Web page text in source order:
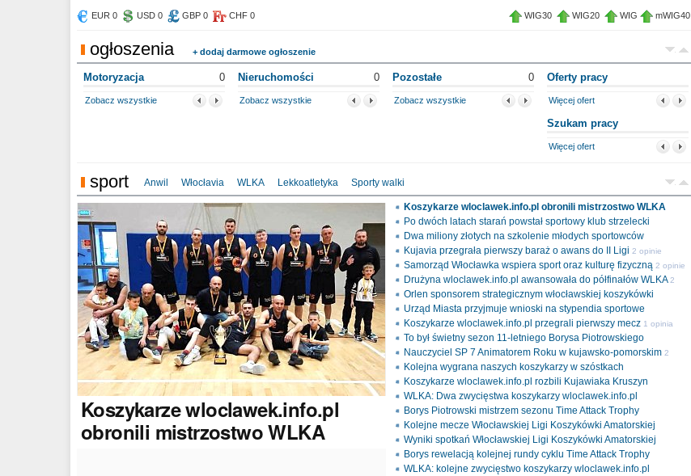
EUR 0 USD 0 GBP 0 CHF 0 WIG30 WIG20 WIG mWIG40
ogłoszenia + dodaj darmowe ogłoszenie
Motoryzacja 0
Zobacz wszystkie
Nieruchomości 0
Zobacz wszystkie
Pozostałe 0
Zobacz wszystkie
Oferty pracy
Więcej ofert
Szukam pracy
Więcej ofert
sport Anwil Włocłavia WLKA Lekkoatletyka Sporty walki
Koszykarzewloclawek.info.pl
obronili mistrzostwo WLKA
Koszykarze wloclawek.info.pl obronili mistrzostwo WLKA
Po dwóch latach starań powstał sportowy klub strzelecki
Dwa miliony złotych na szkolenie młodych sportowców
Kujavia przegrała pierwszy baraż o awans do II Ligi 2 opinie
Samorząd Włocławka wspiera sport oraz kulturę fizyczną 2 opinie
Drużyna wloclawek.info.pl awansowała do półfinałów WLKA 2
opinie
Orlen sponsorem strategicznym włocławskiej koszykówki
Urząd Miasta przyjmuje wnioski na stypendia sportowe
Koszykarze wloclawek.info.pl przegrali pierwszy mecz 1 opinia
To był świetny sezon 11-letniego Borysa Piotrowskiego
Nauczyciel SP 7 Animatorem Roku w kujawsko-pomorskim 2
opinie
Kolejna wygrana naszych koszykarzy w szóstkach
Koszykarze wloclawek.info.pl rozbili Kujawiaka Kruszyn
WLKA: Dwa zwycięstwa koszykarzy wloclawek.info.pl
Borys Piotrowski mistrzem sezonu Time Attack Trophy
Kolejne mecze Włocławskiej Ligi Koszykówki Amatorskiej
Wyniki spotkań Włocławskiej Ligi Koszykówki Amatorskiej
Borys rewelacją kolejnej rundy cyklu Time Attack Trophy
WLKA: kolejne zwycięstwo koszykarzy wloclawek.info.pl